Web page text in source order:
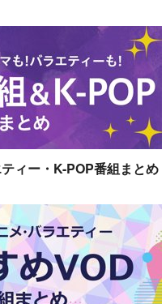
ィー・K-POP番組まとめ